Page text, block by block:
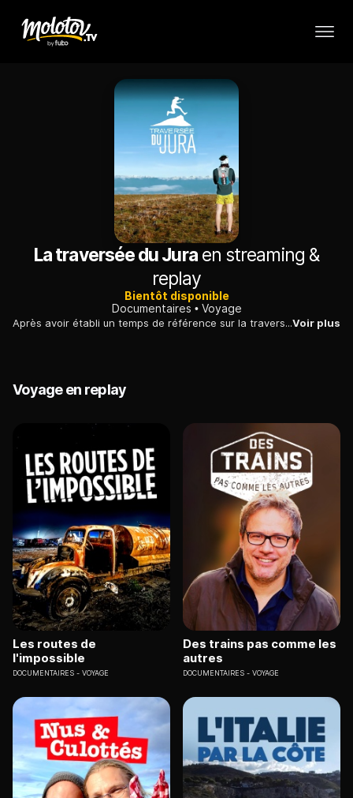
La traversée du Juraen streaming &
replay
Bientôt disponible
Documentaires
Voyage
Après avoir établi un temps de référence sur la traversée du massif des Vosges en 2016, l'ultra-trailer Stéphane Brogniart a entrepris la traversée du Jura en mai 2017.Voir plus
Voyage en replay
Les routes de
l'impossible
DOCUMENTAIRES VOYAGE
Des trains pas comme les
autres
DOCUMENTAIRES VOYAGE